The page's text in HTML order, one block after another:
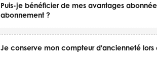
Puis-je bénéficier de mes avantages
abonnement ?
Je conserve mon compteur d'ancienneté